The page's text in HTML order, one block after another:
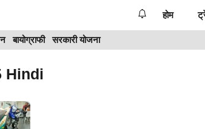
होम
बायोग्राफी सरकारी योजना
Hindi